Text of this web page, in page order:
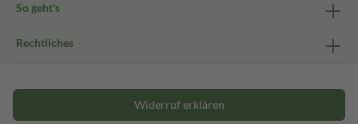
So geht's
Rechtliches
Widerruf erklären